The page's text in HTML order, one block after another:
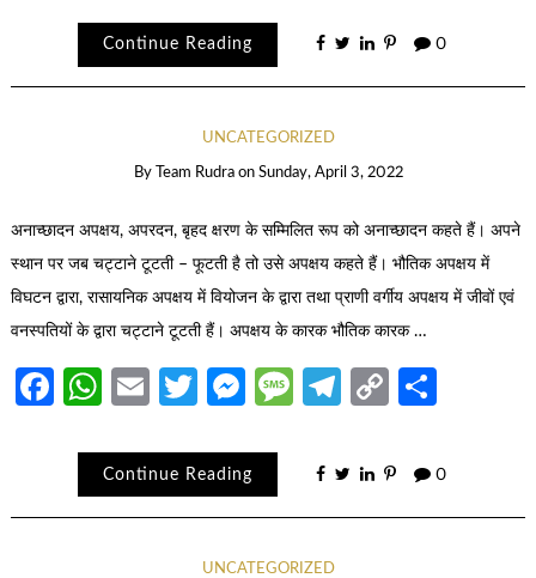
Continue Reading 0
UNCATEGORIZED
By Team Rudra on Sunday, April 3, 2022
अनाच्छादन अपक्षय, अपरदन, बृहद क्षरण के सम्मिलित रूप को अनाच्छादन कहते हैं। अपने
स्थान पर जब चट्टाने टूटती – फूटती है तो उसे अपक्षय कहते हैं। भौतिक अपक्षय में
विघटन द्वारा, रासायनिक अपक्षय में वियोजन के द्वारा तथा प्राणी वर्गीय अपक्षय में जीवों एवं
वनस्पतियों के द्वारा चट्टाने टूटती हैं। अपक्षय के कारक भौतिक कारक …
Facebook
WhatsApp
EmailTwitter
Messenger
Message
Telegram
Copy
Continue Reading 0
UNCATEGORIZED